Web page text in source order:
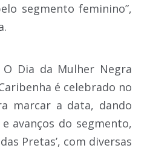
segmento feminino”,
Dia da Mulher Negra
é celebrado no
marcar a data, dando
avanços do segmento,
Pretas’, com diversas